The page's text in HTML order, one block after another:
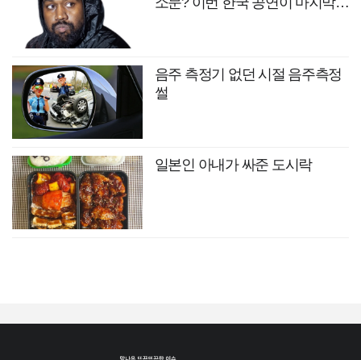
음주 측정기 없던 시절 음주측정
썰
일본인 아내가 싸준 도시락